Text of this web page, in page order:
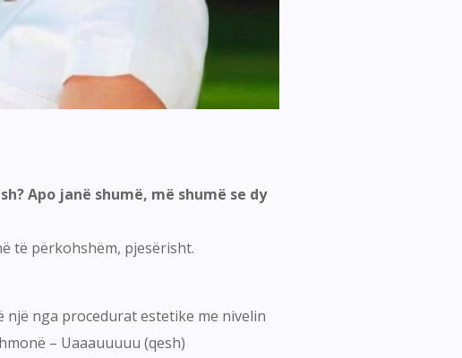
Apo janë shumë, më shumë se dy
të përkohshëm, pjesërisht.
një nga procedurat estetike me nivelin
– Uaaauuuuu (qesh)